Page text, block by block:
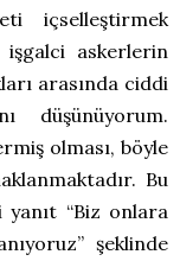
içselleştirmek
işgalci askerlerin
arasında ciddi
düşünüyorum.
olması, böyle
Bu
“Biz onlara
şeklinde